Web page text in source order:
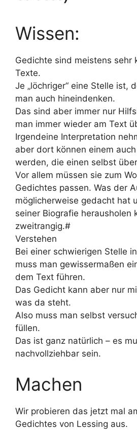
Wissen:
Gedichte sind meistens sehr
Texte.
Je „löchriger“ eine Stelle ist,
man auch hineindenken.
Das sind aber immer nur
man immer wieder am Text
Irgendeine Interpretation
aber dort können einem
werden, die einen selbst
Vor allem müssen sie zum
Gedichtes passen. Was der
möglicherweise gedacht hat
seiner Biografie herausholen
zweitrangig.#
Verstehen
Bei einer schwierigen Stelle
muss man gewissermaßen
dem Text führen.
Das Gedicht kann aber nur
was da steht.
Also muss man selbst
füllen.
Das ist ganz natürlich – es
nachvollziehbar sein.
Machen
Wir probieren das jetzt mal
Gedichtes von Lessing aus.